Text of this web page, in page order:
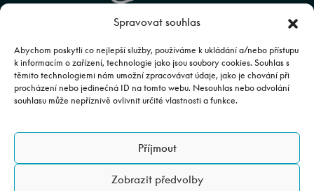
Spravovat souhlas
Abychom poskytli co nejlepší služby, používáme k ukládání a/nebo přístupu
k informacím o zařízení, technologie jako jsou soubory cookies. Souhlas s
těmito technologiemi nám umožní zpracovávat údaje, jako je chování při
procházení nebo jedinečná ID na tomto webu. Nesouhlas nebo odvolání
souhlasu může nepříznivě ovlivnit určité vlastnosti a funkce.
Příjmout
Zobrazit předvolby
© 2025 Adrenalinsport Autorizovaný prodej a servis
CFMOTO | Web spravujeAbuko Team
Image rights are reserved to ZHEJIANG CFMOTO POWER CO.,LTD